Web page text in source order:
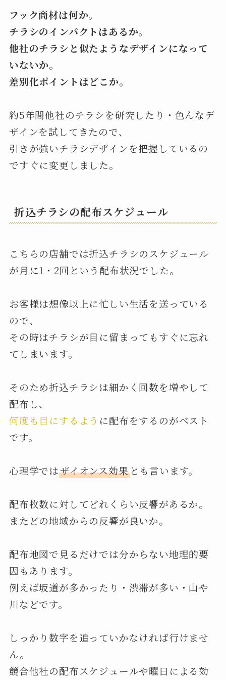
フック商材は何か。
チラシのインパクトはあるか。
他社のチラシと似たようなデザインになって
いないか。
差別化ポイントはどこか。
約5年間他社のチラシを研究したり・色んなデ
ザインを試してきたので、
引きが強いチラシデザインを把握しているの
ですぐに変更しました。
折込チラシの配布スケジュール
こちらの店舗では折込チラシのスケジュール
が月に1・2回という配布状況でした。
お客様は想像以上に忙しい生活を送っている
ので、
その時はチラシが目に留まってもすぐに忘れ
てしまいます。
そのため折込チラシは細かく回数を増やして
配布し、
何度も目にするよう に配布をするのがベスト
です。
心理学ではザイオンス効果とも言います。
配布枚数に対してどれくらい反響があるか。
またどの地域からの反響が良いか。
配布地図で見るだけでは分からない地理的要
因もあります。
例えば坂道が多かったり・渋滞が多い・山や
川などです。
しっかり数字を追っていかなければ行けませ
ん。
競合他社の配布スケジュールや曜日による効